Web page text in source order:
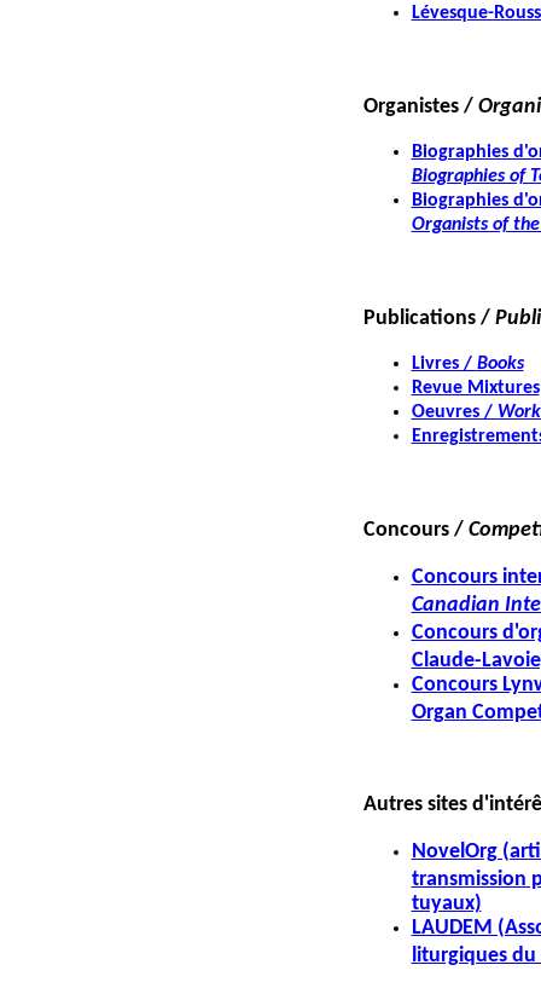
Lévesque-
Organistes /
Biographies
Biographies of
Biographies
Organists of
Publications /
Livres / Books
Revue Mixtures
Oeuvres /
Concours /
Concours
Canadian
Concours
Claude-
Concours
Organ
Autres sites
NovelOrg
transmission
tuyaux)
LAUDEM
liturgiques du